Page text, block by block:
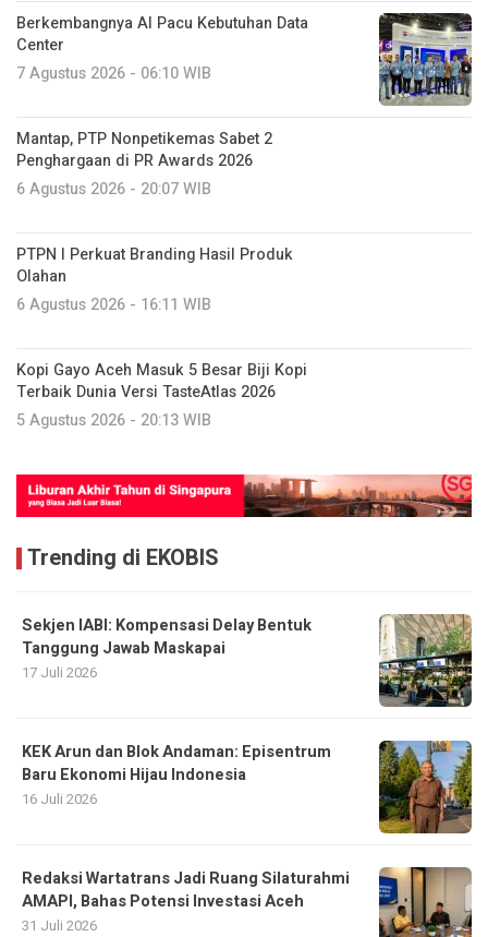
Berkembangnya AI Pacu Kebutuhan Data
Center
7 Agustus 2026 - 06:10 WIB
Mantap, PTP Nonpetikemas Sabet 2
Penghargaan di PR Awards 2026
6 Agustus 2026 - 20:07 WIB
PTPN I Perkuat Branding Hasil Produk
Olahan
6 Agustus 2026 - 16:11 WIB
Kopi Gayo Aceh Masuk 5 Besar Biji Kopi
Terbaik Dunia Versi TasteAtlas 2026
5 Agustus 2026 - 20:13 WIB
Trending di EKOBIS
Sekjen IABI: Kompensasi Delay Bentuk
Tanggung Jawab Maskapai
17 Juli 2026
KEK Arun dan Blok Andaman: Episentrum
Baru Ekonomi Hijau Indonesia
16 Juli 2026
Redaksi Wartatrans Jadi Ruang Silaturahmi
AMAPI, Bahas Potensi Investasi Aceh
31 Juli 2026